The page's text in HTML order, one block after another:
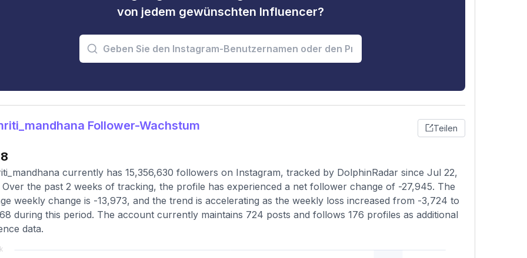
von jedem gewünschten Influencer?
Follower-Wachstum Teilen
currently has 15,356,630 followers on Instagram, tracked by DolphinRadar since Jul 22,
Over the past 2 weeks of tracking, the profile has experienced a net follower change of -27,945. The
weekly change is -13,973, and the trend is accelerating as the weekly loss increased from -3,724 to
during this period. The account currently maintains 724 posts and follows 176 profiles as additional
data.